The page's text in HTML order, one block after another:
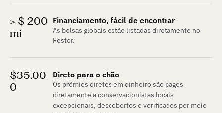
> $ 200
mi
Financiamento, fácil de encontrar
As bolsas globais estão listadas diretamente no
Restor.
$35.00
0
Direto para o chão
Os prêmios diretos em dinheiro são pagos
diretamente a conservacionistas locais
excepcionais, descobertos e verificados por meio